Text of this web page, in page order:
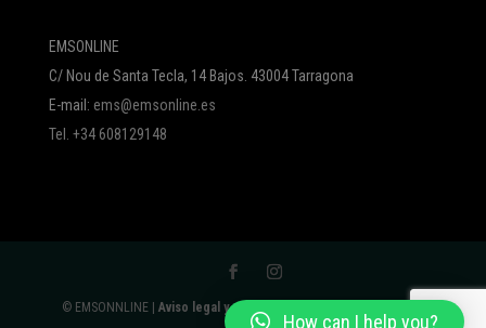
EMSONLINE
C/ Nou de Santa Tecla, 14 Bajos. 43004 Tarragona
E-mail: ems@emsonline.es
Tel. +34 608129148
© EMSONNLINE |Aviso legal y política de protección de datos
How can I help you?